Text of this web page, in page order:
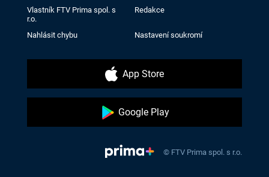
Vlastník FTV Prima spol. s
r.o.
Redakce
Nahlásit chybu Nastavení soukromí
App Store
Google Play
© FTV Prima spol. s r.o.